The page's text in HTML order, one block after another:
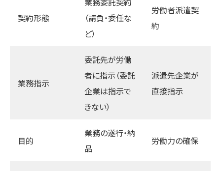
契約形態
（請負・委任な
ど）
労働者派遣契
約
業務指示
委託先が労働
者に指示（委託
企業は指示で
きない）
派遣先企業が
直接指示
目的
業務の遂行・納
品
労働力の確保